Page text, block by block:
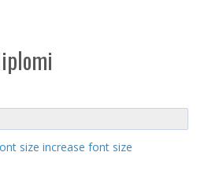
size increase font size